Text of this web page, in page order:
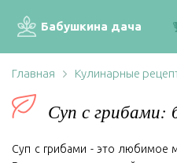
Бабушкина дача
Главная Кулинарные
Суп с грибами:
Суп с грибами - это любимое